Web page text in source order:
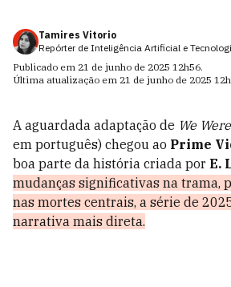
Tamires Vitorio
Repórter de Inteligência Artificial e
Publicado em 21 de junho de 2025 12h56.
Última atualização em 21 de junho de 2025
A aguardada adaptação de We
em português) chegou ao Prime
boa parte da história criada por E.
mudanças significativas na trama,
nas mortes centrais, a série de
narrativa mais direta.